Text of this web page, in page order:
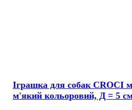
Іграшка для собак CROCI
м'який кольоровий, Д = 5